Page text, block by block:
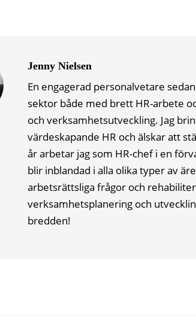
Jenny Nielsen
En engagerad personalvetare
sektor både med brett HR-arbete
och verksamhetsutveckling. Jag
värdeskapande HR och älskar att
år arbetar jag som HR-chef i en
blir inblandad i alla olika typer av
arbetsrättsliga frågor och
verksamhetsplanering och
bredden!